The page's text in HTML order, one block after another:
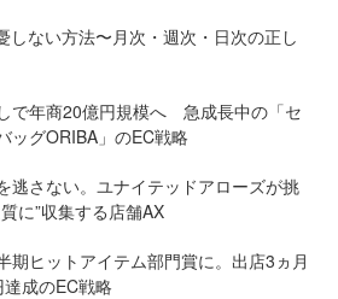
しない方法〜月次・週次・日次の正し
で年商20億円規模へ 急成長中の「セ
ッグORIBA」のEC戦略
逃さない。ユナイテッドアローズが挑
に”収集する店舗AX
期ヒットアイテム部門賞に。出店3ヵ月
成のEC戦略